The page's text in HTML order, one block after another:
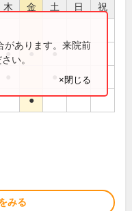
木 金 土 日 祝
● ● ●
●
があります。来院前
い。
×閉じる
みる